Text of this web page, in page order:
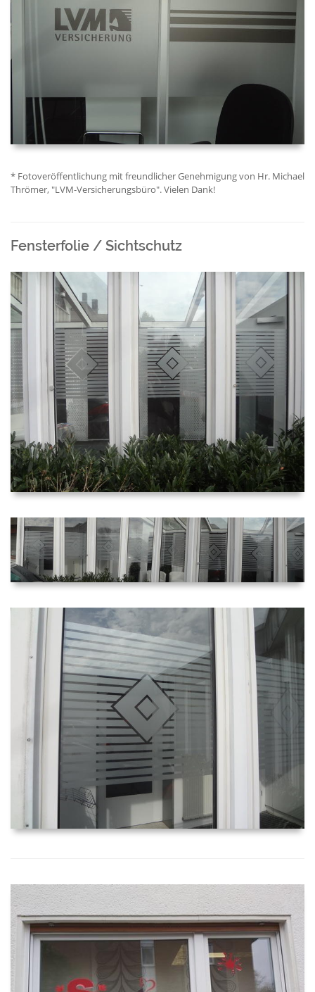
* Fotoveröffentlichung mit freundlicher Genehmigung von Hr. Michael
Thrömer, "LVM-Versicherungsbüro". Vielen Dank!
Fensterfolie / Sichtschutz